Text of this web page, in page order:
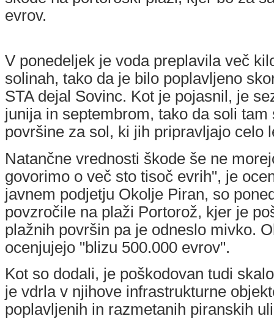
evrov.
V ponedeljek je voda preplavila več
solinah, tako da je bilo poplavljeno
STA dejal Sovinc. Kot je pojasnil, je
junija in septembrom, tako da soli
površine za sol, ki jih pripravljajo celo
Natančne vrednosti škode še ne
govorimo o več sto tisoč evrih", je
javnem podjetju Okolje Piran, so
povzročile na plaži Portorož, kjer je
plažnih površin pa je odneslo mivko.
ocenjujejo "blizu 500.000 evrov".
Kot so dodali, je poškodovan tudi
je vdrla v njihove infrastrukturne
poplavljenih in razmetanih piranskih